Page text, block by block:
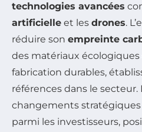
technologies avancées
artificielle et les drones.
réduire son empreinte
des matériaux écologiques
fabrication durables,
références dans le secteur.
changements
parmi les investisseurs,